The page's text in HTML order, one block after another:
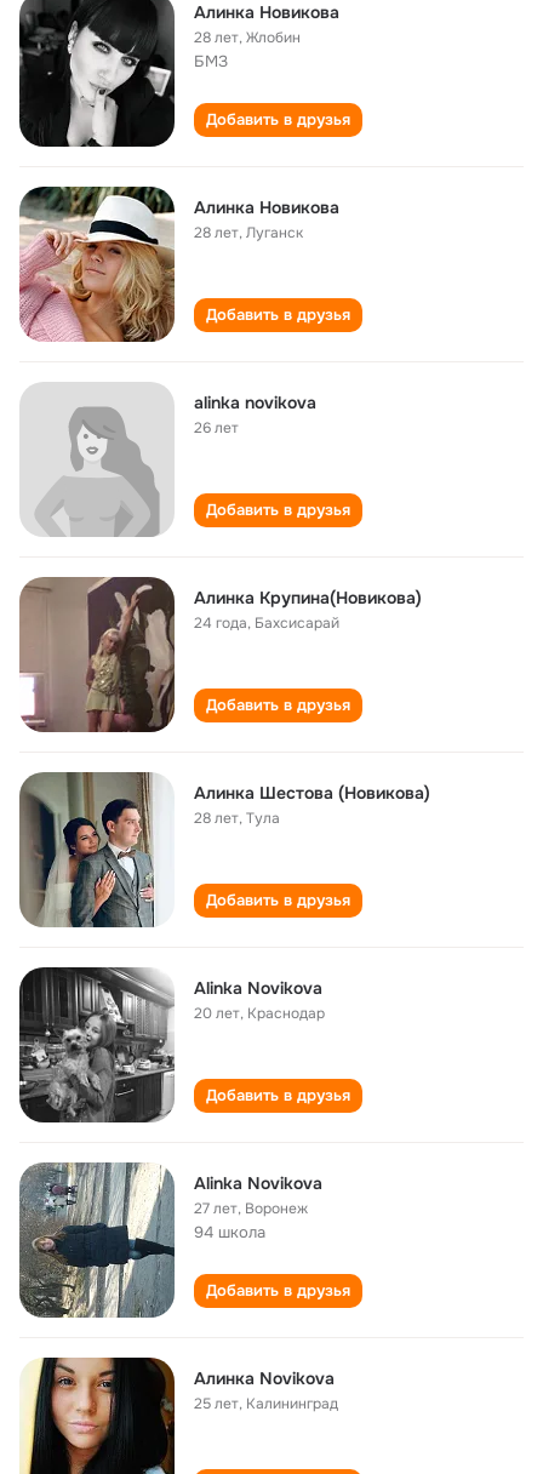
Алинка Новикова
28 лет,Жлобин
БМЗ
Добавить в друзья
Алинка Новикова
28 лет,Луганск
Добавить в друзья
alinka novikova
26 лет
Добавить в друзья
Алинка Крупина(Новикова)
24 года, Бахсисарай
Добавить в друзья
Алинка Шестова (Новикова)
28 лет,Тула
Добавить в друзья
Alinka Novikova
20 лет, Краснодар
Добавить в друзья
Alinka Novikova
27 лет, Воронеж
94 школа
Добавить в друзья
Алинка Novikova
25 лет, Калининград